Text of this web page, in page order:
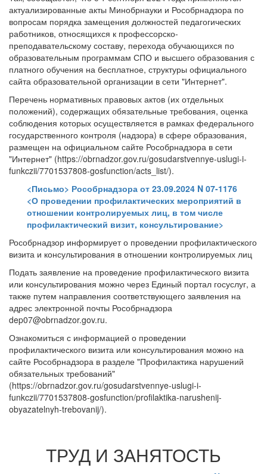
актуализированные акты Минобрнауки и Рособрнадзора по
вопросам порядка замещения должностей педагогических
работников, относящихся к профессорско-
преподавательскому составу, перехода обучающихся по
образовательным программам СПО и высшего образования с
платного обучения на бесплатное, структуры официального
сайта образовательной организации в сети "Интернет".
Перечень нормативных правовых актов (их отдельных
положений), содержащих обязательные требования, оценка
соблюдения которых осуществляется в рамках федерального
государственного контроля (надзора) в сфере образования,
размещен на официальном сайте Рособрнадзора в сети
"Интернет" (https://obrnadzor.gov.ru/gosudarstvennye-uslugi-i-
funkczii/7701537808-gosfunction/acts_list/).
<Письмо> Рособрнадзора от 23.09.2024 N 07-1176
<О проведении профилактических мероприятий в
отношении контролируемых лиц, в том числе
профилактический визит, консультирование>
Рособрнадзор информирует о проведении профилактического
визита и консультирования в отношении контролируемых лиц
Подать заявление на проведение профилактического визита
или консультирования можно через Единый портал госуслуг, а
также путем направления соответствующего заявления на
адрес электронной почты Рособрнадзора
dep07@obrnadzor.gov.ru.
Ознакомиться с информацией о проведении
профилактического визита или консультирования можно на
сайте Рособрнадзора в разделе "Профилактика нарушений
обязательных требований"
(https://obrnadzor.gov.ru/gosudarstvennye-uslugi-i-
funkczii/7701537808-gosfunction/profilaktika-narushenij-
obyazatelnyh-trebovanij/).
ТРУД И ЗАНЯТОСТЬ